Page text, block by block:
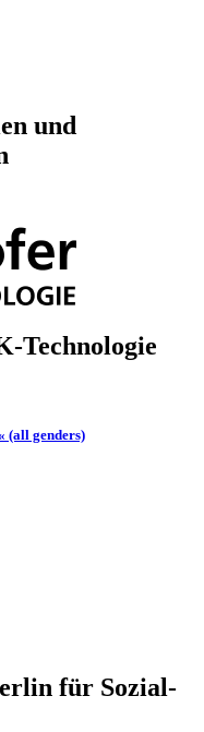
und
Technologie
(all genders)
für Sozi­al­